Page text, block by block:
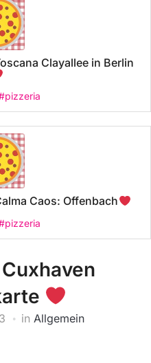
Clayallee in Berlin
Caos: Offenbach
in Allgemein